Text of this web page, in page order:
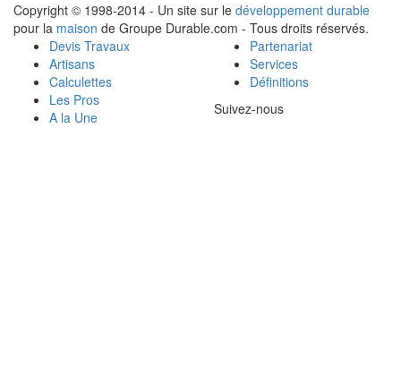
Copyright © 1998-2014 - Un site sur le développement durable
pour la maison de Groupe Durable.com - Tous droits réservés.
Devis Travaux
Artisans
Calculettes
Les Pros
A la Une
Partenariat
Services
Définitions
Suivez-nous